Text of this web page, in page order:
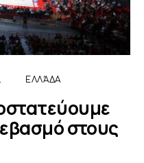
ΕΛΛΆΔΑ
στους